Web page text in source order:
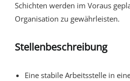
Schichten werden im Voraus
Organisation zu gewährleisten.
Stellenbeschreibung
Eine stabile Arbeitsstelle in